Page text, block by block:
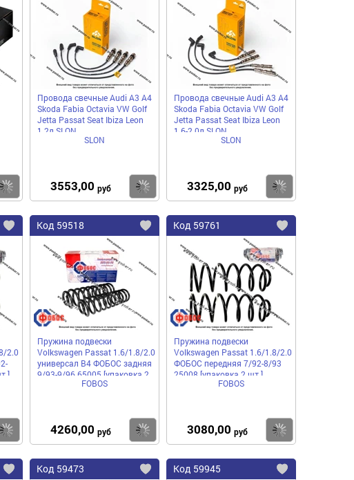
избранное
Купить
избранное
Провода свечные Audi A3 A4
Skoda Fabia Octavia VW Golf
Jetta Passat Seat Ibiza Leon
1.2л SLON
SLON
3553,00 руб Купить
Провода свечные Audi A3 A4
Skoda Fabia Octavia VW Golf
Jetta Passat Seat Ibiza Leon
1.6-2.0л SLON
SLON
3325,00 руб
Добавить
избранное
2.0
Купить
Код 59518
Добавить
избранное
Пружина подвески
Volkswagen Passat 1.6/1.8/2.0
универсал B4 ФОБОС задняя
9/93-9/96 65005 [упаковка 2
FOBOS
4260,00 руб Купить
Код 59761
Пружина подвески
Volkswagen Passat 1.6/1.8/2.0
ФОБОС передняя 7/92-8/93
25008 [упаковка 2 шт.]
FOBOS
3080,00 руб
Добавить
Код 59473
Добавить
Код 59945